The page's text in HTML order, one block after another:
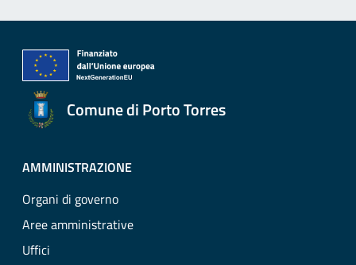
Comune di Porto Torres
AMMINISTRAZIONE
Organi di governo
Aree amministrative
Uffici